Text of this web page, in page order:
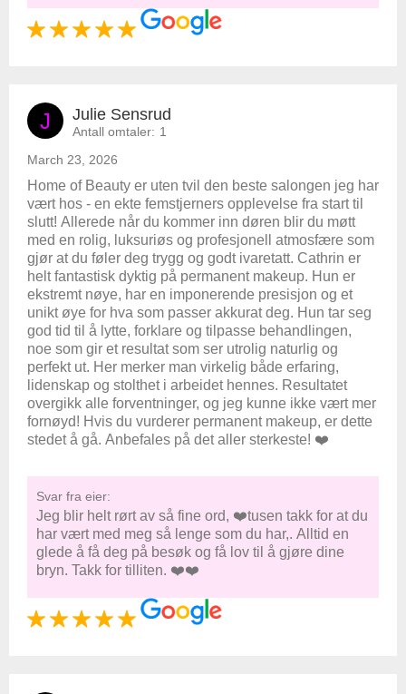
J Julie Sensrud
Antall omtaler: 1
March 23, 2026
Home of Beauty er uten tvil den beste salongen jeg har
vært hos - en ekte femstjerners opplevelse fra start til
slutt! Allerede når du kommer inn døren blir du møtt
med en rolig, luksuriøs og profesjonell atmosfære som
gjør at du føler deg trygg og godt ivaretatt. Cathrin er
helt fantastisk dyktig på permanent makeup. Hun er
ekstremt nøye, har en imponerende presisjon og et
unikt øye for hva som passer akkurat deg. Hun tar seg
god tid til å lytte, forklare og tilpasse behandlingen,
noe som gir et resultat som ser utrolig naturlig og
perfekt ut. Her merker man virkelig både erfaring,
lidenskap og stolthet i arbeidet hennes. Resultatet
overgikk alle forventninger, og jeg kunne ikke vært mer
fornøyd! Hvis du vurderer permanent makeup, er dette
stedet å gå. Anbefales på det aller sterkeste! ❤️
Svar fra eier:
Jeg blir helt rørt av så fine ord, ❤️tusen takk for at du
har vært med meg så lenge som du har,. Alltid en
glede å få deg på besøk og få lov til å gjøre dine
bryn. Takk for tilliten. ❤️❤️